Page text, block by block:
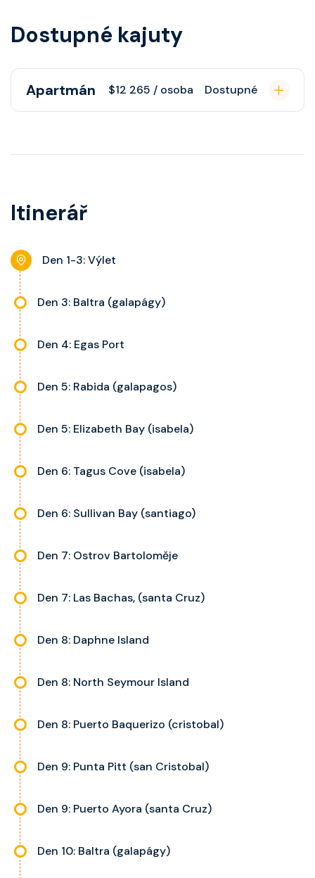
Dostupné kajuty
Apartmán $12 265 / osoba Dostupné
pohovku či více ložnicí podle
nastavitelnou klimatizaci,
noční stolky, trezor a balkon s
výhledem, velikost kajuty a balkonu
Itinerář
Den 1-3: Výlet
Den 3: Baltra (galapágy)
Den 4: Egas Port
Den 5: Rabida (galapagos)
Den 5: Elizabeth Bay (isabela)
Den 6: Tagus Cove (isabela)
Den 6: Sullivan Bay (santiago)
Den 7: Ostrov Bartoloměje
Den 7: Las Bachas, (santa Cruz)
Den 8: Daphne Island
Den 8: North Seymour Island
Den 8: Puerto Baquerizo (cristobal)
Den 9: Punta Pitt (san Cristobal)
Den 9: Puerto Ayora (santa Cruz)
Den 10: Baltra (galapágy)